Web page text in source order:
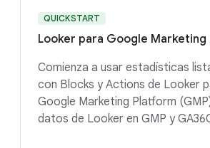
QUICKSTART
Looker para Google Marketing
Comienza a usar estadísticas
con Blocks y Actions de Looker
Google Marketing Platform
datos de Looker en GMP y